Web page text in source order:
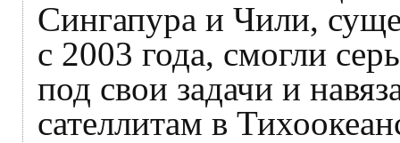
Сингапура и Чили,
с 2003 года, смогли
под свои задачи и
сателлитам в